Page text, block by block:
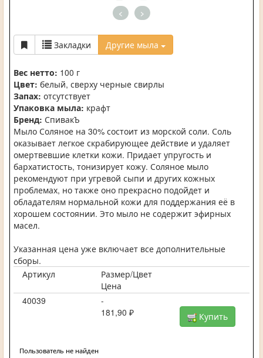
< >
Закладки Другие мыла
Вес нетто: 100 г
Цвет: белый, сверху черные свирлы
Запах: отсутствует
Упаковка мыла: крафт
Бренд: СпивакЪ
Мыло Соляное на 30% состоит из морской соли. Соль
оказывает легкое скрабирующее действие и удаляет
омертвевшие клетки кожи. Придает упругость и
бархатистость, тонизирует кожу. Соляное мыло
рекомендуют при угревой сыпи и других кожных
проблемах, но также оно прекрасно подойдет и
обладателям нормальной кожи для поддержания её в
хорошем состоянии. Это мыло не содержит эфирных
масел.
Указанная цена уже включает все дополнительные
сборы.
Артикул
Размер/Цвет
Цена
40039
-
181,90 ₽
Купить
Пользователь не найден